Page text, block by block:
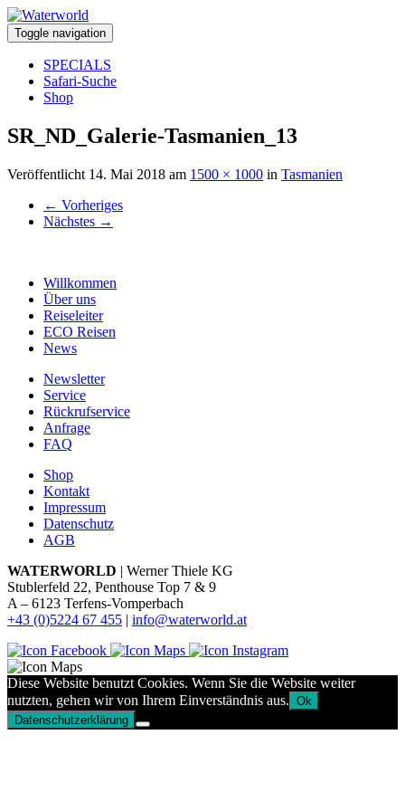
Toggle navigation
SPECIALS
Safari-Suche
Shop
SR_ND_Galerie-Tasmanien_13
Veröffentlicht 14. Mai 2018 am 1500 × 1000 in Tasmanien
← Vorheriges
Nächstes →
Willkommen
Über uns
Reiseleiter
ECO Reisen
News
Newsletter
Service
Rückrufservice
Anfrage
FAQ
Shop
Kontakt
Impressum
Datenschutz
AGB
WATERWORLD | Werner Thiele KG
Stublerfeld 22, Penthouse Top 7 & 9
A – 6123 Terfens-Vomperbach
+43 (0)5224 67 455 | info@waterworld.at
Diese Website benutzt Cookies. Wenn Sie die Website weiter
nutzten, gehen wir von Ihrem Einverständnis aus. Ok
Datenschutzerklärung